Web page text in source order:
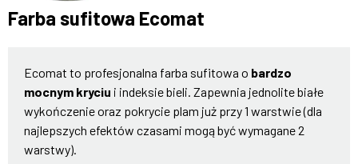
Farba sufitowa Ecomat
Ecomat to profesjonalna farba sufitowa o bardzo
mocnym kryciu i indeksie bieli. Zapewnia jednolite białe
wykończenie oraz pokrycie plam już przy 1 warstwie (dla
najlepszych efektów czasami mogą być wymagane 2
warstwy).